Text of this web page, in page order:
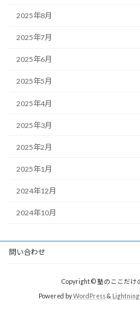
2025年8月
2025年7月
2025年6月
2025年5月
2025年4月
2025年3月
2025年2月
2025年1月
2024年12月
2024年10月
問い合わせ
Copyright © 塾のここだけ
Powered byWordPress&